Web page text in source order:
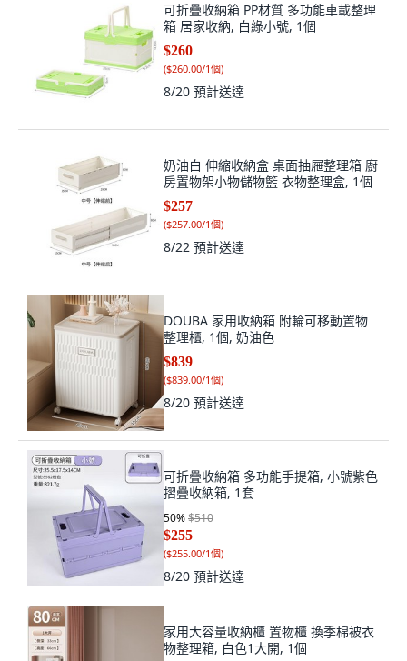
可折疊收納箱 PP材質 多功能車載整理
箱 居家收納, 白綠小號, 1個
$260
($260.00/1個)
8/20 預計送達
奶油白 伸縮收納盒 桌面抽屜整理箱 廚
房置物架小物儲物籃 衣物整理盒, 1個
$257
($257.00/1個)
8/22 預計送達
DOUBA 家用收納箱 附輪可移動置物
整理櫃, 1個, 奶油色
$839
($839.00/1個)
8/20 預計送達
可折疊收納箱 多功能手提箱, 小號紫色
摺疊收納箱, 1套
50%$510
$255
($255.00/1個)
8/20 預計送達
家用大容量收納櫃 置物櫃 換季棉被衣
物整理箱, 白色1大開, 1個